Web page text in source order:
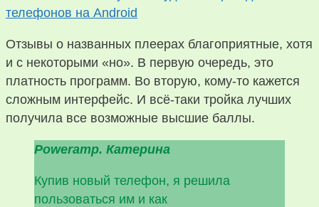
Отзывы о названных плеерах благоприятные, хотя
и с некоторыми «но». В первую очередь, это
платность программ. Во вторую, кому-то кажется
сложным интерфейс. И всё-таки тройка лучших
получила все возможные высшие баллы.
Poweramp. Катерина
Купив новый телефон, я решила
пользоваться им и как